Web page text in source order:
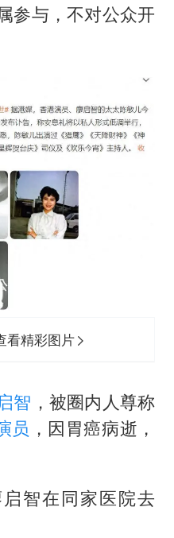
学一纸声明甩不了锅
香港宏福苑火灾或由烟头引起
州《告全体市民书》
人民的健康、体质、幸福一脉相承
参与，不对公众开
看精彩图片
智 ，被圈内人尊称
员 ，因胃癌病逝，
智在同家医院去